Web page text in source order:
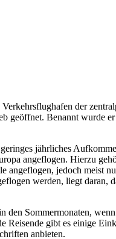
der
geöffnet. Benannt wurde
jährliches
angeflogen. Hierzu
angeflogen, jedoch meist
werden, liegt
Sommermonaten,
Reisende gibt es einige
anbieten.